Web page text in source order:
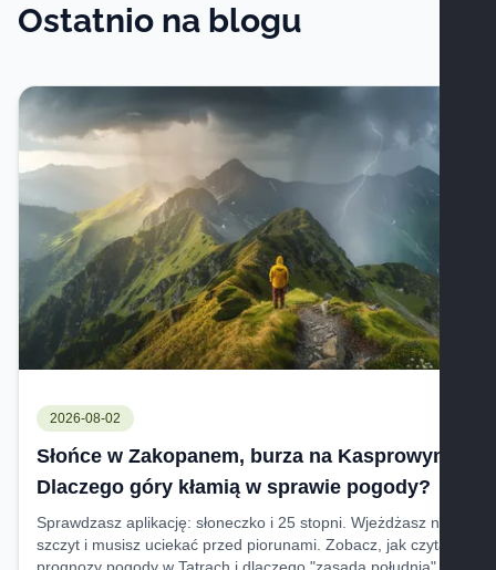
Ostatnio na blogu
2026-08-02
Słońce w Zakopanem, burza na Kasprowym.
Dlaczego góry kłamią w sprawie pogody?
Sprawdzasz aplikację: słoneczko i 25 stopni. Wjeżdżasz na
szczyt i musisz uciekać przed piorunami. Zobacz, jak czytać